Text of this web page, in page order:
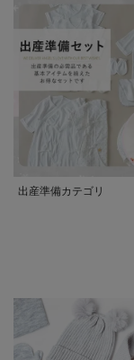
出産準備カテゴリ